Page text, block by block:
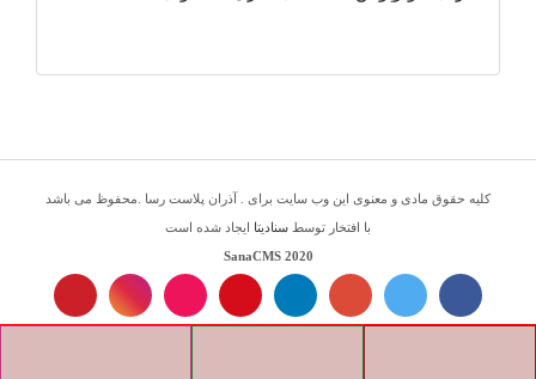
کلیه حقوق مادی و معنوی این وب سایت برای . آذران پلاست رسا .محفوظ می باشد
با افتخار توسط سنادیتا ایجاد شده است
SanaCMS 2020